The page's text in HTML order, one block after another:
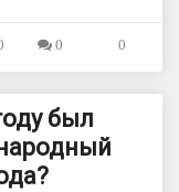
0
0
был